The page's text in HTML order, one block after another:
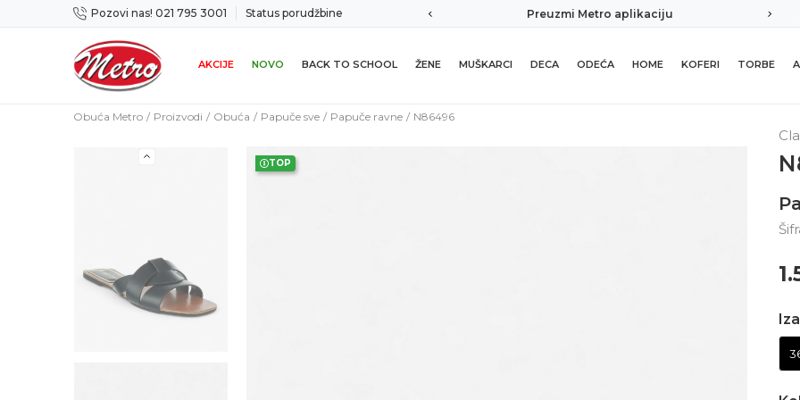
Pozovi nas! 021 795 3001 Status porudžbine
Mogućnost zamene u roku od 14 dana Preuzmi Metro aplikaciju
AKCIJE NOVO BACK TO SCHOOL ŽENE MUŠKARCI DECA ODEĆA HOME KOFERI TORBE
Obuća Metro Proizvodi Obuća Papuče sve Papuče ravne N86496
TOP